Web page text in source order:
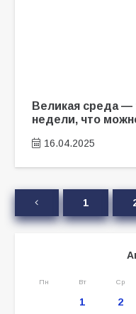
Великая среда —
недели, что
16.04.2025
1
Пн Вт Ср
1 2